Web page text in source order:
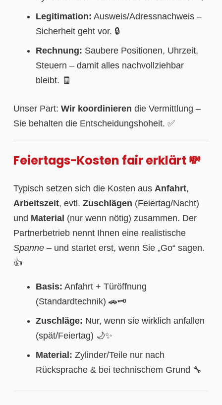
Legitimation: Ausweis/Adressnachweis –
Sicherheit geht vor. 🔒
Rechnung: Saubere Positionen, Uhrzeit,
Steuern – damit alles nachvollziehbar
bleibt. 🧾
Unser Part: Wir koordinieren die Vermittlung –
Sie behalten die Entscheidungshoheit. ✅
Feiertags-Kosten fair erklärt 💸
Typisch setzen sich die Kosten aus Anfahrt,
Arbeitszeit, evtl. Zuschlägen (Feiertag/Nacht)
und Material (nur wenn nötig) zusammen. Der
Partnerbetrieb nennt Ihnen eine realistische
Spanne – und startet erst, wenn Sie „Go“ sagen.
👍
Basis: Anfahrt + Türöffnung
(Standardtechnik) 🚗🗝️
Zuschläge: Nur, wenn sie wirklich anfallen
(spät/Feiertag) 🌙✨
Material: Zylinder/Teile nur nach
Rücksprache & bei technischem Grund 🔧